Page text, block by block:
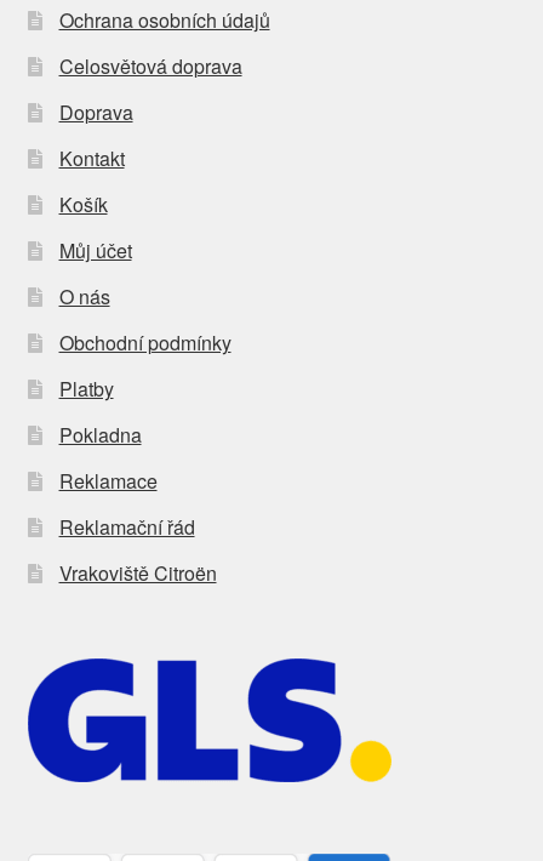
Ochrana osobních údajů
Celosvětová doprava
Doprava
Kontakt
Košík
Můj účet
O nás
Obchodní podmínky
Platby
Pokladna
Reklamace
Reklamační řád
Vrakoviště Citroën